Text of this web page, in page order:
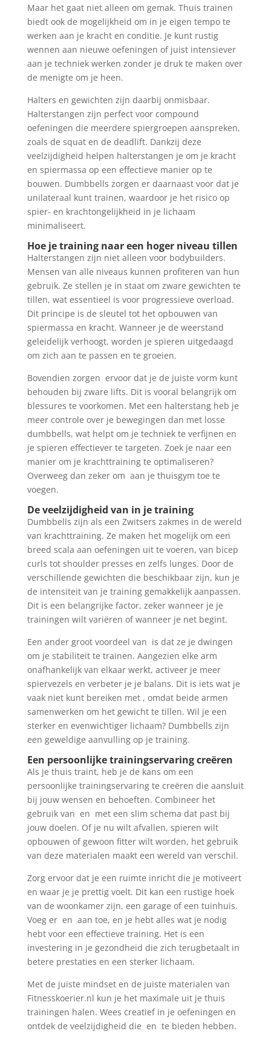
Maar het gaat niet alleen om gemak. Thuis trainen
biedt ook de mogelijkheid om in je eigen tempo te
werken aan je kracht en conditie. Je kunt rustig
wennen aan nieuwe oefeningen of juist intensiever
aan je techniek werken zonder je druk te maken over
de menigte om je heen.
Halters en gewichten zijn daarbij onmisbaar.
Halterstangen zijn perfect voor compound
oefeningen die meerdere spiergroepen aanspreken,
zoals de squat en de deadlift. Dankzij deze
veelzijdigheid helpen halterstangen je om je kracht
en spiermassa op een effectieve manier op te
bouwen. Dumbbells zorgen er daarnaast voor dat je
unilateraal kunt trainen, waardoor je het risico op
spier- en krachtongelijkheid in je lichaam
minimaliseert.
Hoe je training naar een hoger niveau tillen
Halterstangen zijn niet alleen voor bodybuilders.
Mensen van alle niveaus kunnen profiteren van hun
gebruik. Ze stellen je in staat om zware gewichten te
tillen, wat essentieel is voor progressieve overload.
Dit principe is de sleutel tot het opbouwen van
spiermassa en kracht. Wanneer je de weerstand
geleidelijk verhoogt, worden je spieren uitgedaagd
om zich aan te passen en te groeien.
Bovendien zorgen ervoor dat je de juiste vorm kunt
behouden bij zware lifts. Dit is vooral belangrijk om
blessures te voorkomen. Met een halterstang heb je
meer controle over je bewegingen dan met losse
dumbbells, wat helpt om je techniek te verfijnen en
je spieren effectiever te targeten. Zoek je naar een
manier om je krachttraining te optimaliseren?
Overweeg dan zeker om aan je thuisgym toe te
voegen.
De veelzijdigheid van in je training
Dumbbells zijn als een Zwitsers zakmes in de wereld
van krachttraining. Ze maken het mogelijk om een
breed scala aan oefeningen uit te voeren, van bicep
curls tot shoulder presses en zelfs lunges. Door de
verschillende gewichten die beschikbaar zijn, kun je
de intensiteit van je training gemakkelijk aanpassen.
Dit is een belangrijke factor, zeker wanneer je je
trainingen wilt variëren of wanneer je net begint.
Een ander groot voordeel van is dat ze je dwingen
om je stabiliteit te trainen. Aangezien elke arm
onafhankelijk van elkaar werkt, activeer je meer
spiervezels en verbeter je je balans. Dit is iets wat je
vaak niet kunt bereiken met , omdat beide armen
samenwerken om het gewicht te tillen. Wil je een
sterker en evenwichtiger lichaam? Dumbbells zijn
een geweldige aanvulling op je training.
Een persoonlijke trainingservaring creëren
Als je thuis traint, heb je de kans om een
persoonlijke trainingservaring te creëren die aansluit
bij jouw wensen en behoeften. Combineer het
gebruik van en met een slim schema dat past bij
jouw doelen. Of je nu wilt afvallen, spieren wilt
opbouwen of gewoon fitter wilt worden, het gebruik
van deze materialen maakt een wereld van verschil.
Zorg ervoor dat je een ruimte inricht die je motiveert
en waar je je prettig voelt. Dit kan een rustige hoek
van de woonkamer zijn, een garage of een tuinhuis.
Voeg er en aan toe, en je hebt alles wat je nodig
hebt voor een effectieve training. Het is een
investering in je gezondheid die zich terugbetaalt in
betere prestaties en een sterker lichaam.
Met de juiste mindset en de juiste materialen van
Fitnesskoerier.nl kun je het maximale uit je thuis
trainingen halen. Wees creatief in je oefeningen en
ontdek de veelzijdigheid die en te bieden hebben.